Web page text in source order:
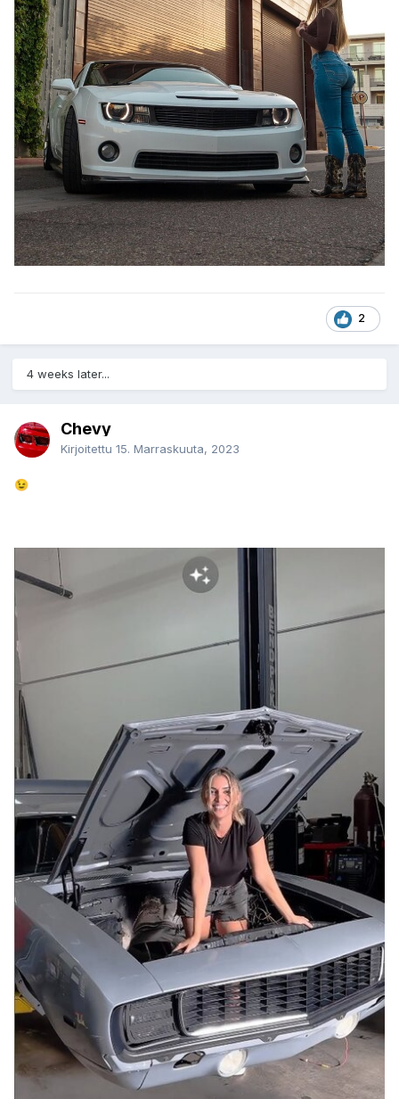
2
4 weeks later...
Chevy
Kirjoitettu 15. Marraskuuta, 2023
😉